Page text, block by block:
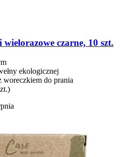
wielorazowe czarne, 10 szt.
ekologicznej
woreczkiem do prania